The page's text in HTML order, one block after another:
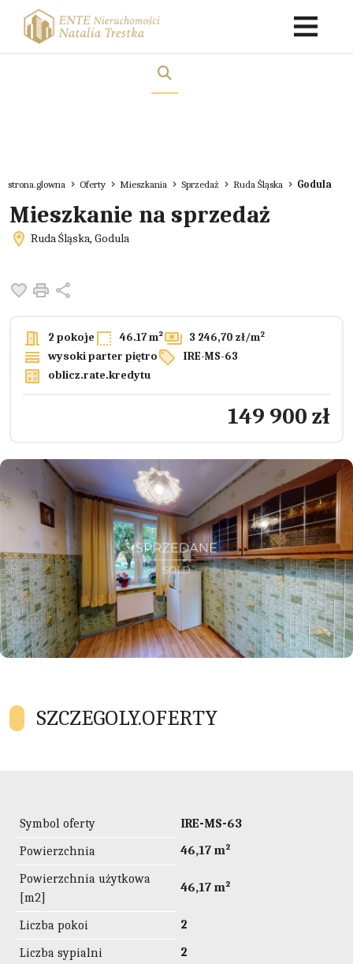
strona.glowna Oferty Mieszkania Sprzedaż Ruda Śląska Godula
Mieszkanie na sprzedaż
Ruda Śląska, Godula
Dodaj do ulubionych
Drukuj
2 pokoje 46.17 m² 3 246,70 zł/m2
wysoki parter piętro
IRE-MS-63
oblicz.rate.kredytu
149 900 zł
SZCZEGOLY.OFERTY
Symbol oferty
IRE-MS-63
Powierzchnia
46,17 m²
Powierzchnia użytkowa
[m2]
46,17 m²
Liczba pokoi
2
Liczba sypialni
2